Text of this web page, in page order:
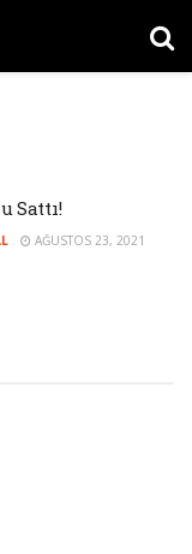
Sattı!
AĞUSTOS 23, 2021